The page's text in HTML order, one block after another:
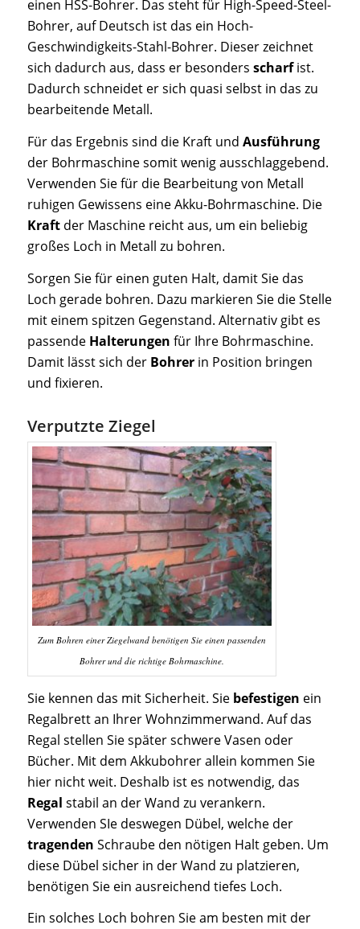
einen HSS-Bohrer. Das steht für High-Speed-Steel-
Bohrer, auf Deutsch ist das ein Hoch-
Geschwindigkeits-Stahl-Bohrer. Dieser zeichnet
sich dadurch aus, dass er besonders scharfist.
Dadurch schneidet er sich quasi selbst in das zu
bearbeitende Metall.
Für das Ergebnis sind die Kraft und Ausführung
der Bohrmaschine somit wenig ausschlaggebend.
Verwenden Sie für die Bearbeitung von Metall
ruhigen Gewissens eine Akku-Bohrmaschine. Die
Kraftder Maschine reicht aus, um ein beliebig
großes Loch in Metall zu bohren.
Sorgen Sie für einen guten Halt, damit Sie das
Loch gerade bohren. Dazu markieren Sie die Stelle
mit einem spitzen Gegenstand. Alternativ gibt es
passende Halterungen für Ihre Bohrmaschine.
Damit lässt sich der Bohrerin Position bringen
und fixieren.
Verputzte Ziegel
Zum Bohren einer Ziegelwand benötigen Sie einen passenden
Bohrer und die richtige Bohrmaschine.
Sie kennen das mit Sicherheit. Sie befestigen ein
Regalbrett an Ihrer Wohnzimmerwand. Auf das
Regal stellen Sie später schwere Vasen oder
Bücher. Mit dem Akkubohrer allein kommen Sie
hier nicht weit. Deshalb ist es notwendig, das
Regal stabil an der Wand zu verankern.
Verwenden SIe deswegen Dübel, welche der
tragenden Schraube den nötigen Halt geben. Um
diese Dübel sicher in der Wand zu platzieren,
benötigen Sie ein ausreichend tiefes Loch.
Ein solches Loch bohren Sie am besten mit der